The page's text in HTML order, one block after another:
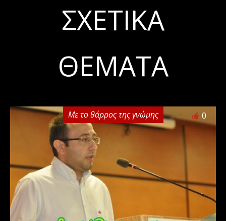
ΣΧΕΤΙΚΆ
ΘΈΜΑΤΑ
Με το θάρρος της γνώμης 0